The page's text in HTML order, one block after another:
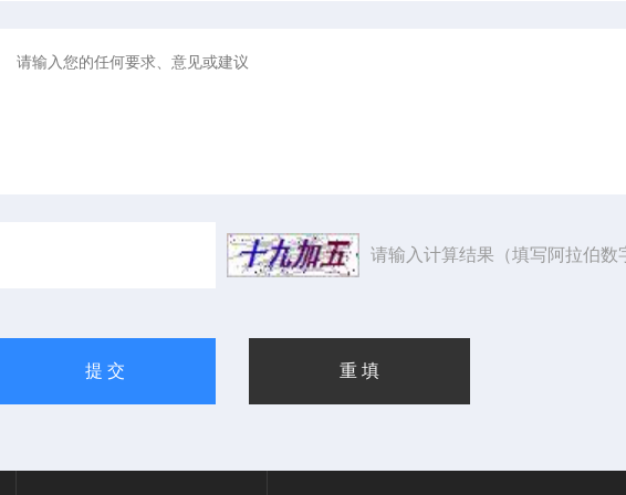
请输入计算结果（填写阿拉伯数